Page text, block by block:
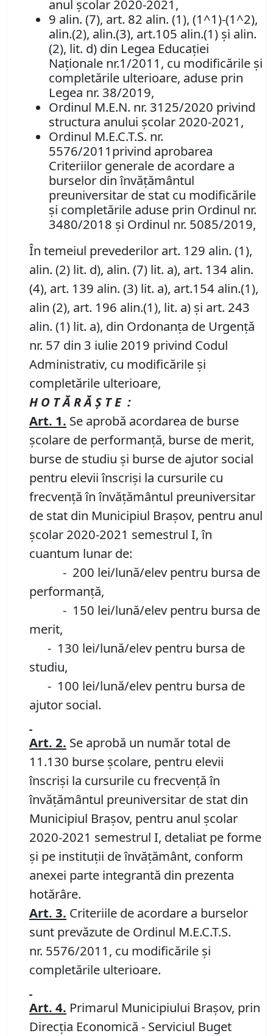
anul școlar 2020-2021,
9 alin. (7), art. 82 alin. (1), (1^1)-(1^2),
alin.(2), alin.(3), art.105 alin.(1) şi alin.
(2), lit. d) din Legea Educaţiei
Naţionale nr.1/2011, cu modificările şi
completările ulterioare, aduse prin
Legea nr. 38/2019,
Ordinul M.E.N. nr. 3125/2020 privind
structura anului școlar 2020-2021,
Ordinul M.E.C.T.S. nr.
5576/2011privind aprobarea
Criteriilor generale de acordare a
burselor din învățământul
preuniversitar de stat cu modificările
și completările aduse prin Ordinul nr.
3480/2018 și Ordinul nr. 5085/2019,
În temeiul prevederilor art. 129 alin. (1),
alin. (2) lit. d), alin. (7) lit. a), art. 134 alin.
(4), art. 139 alin. (3) lit. a), art.154 alin.(1),
alin (2), art. 196 alin.(1), lit. a) și art. 243
alin. (1) lit. a), din Ordonanța de Urgență
nr. 57 din 3 iulie 2019 privind Codul
Administrativ, cu modificările și
completările ulterioare,
H O T Ă R Ă Ş T E :
Art. 1. Se aprobă acordarea de burse
școlare de performanţă, burse de merit,
burse de studiu și burse de ajutor social
pentru elevii înscrişi la cursurile cu
frecvenţă în învăţământul preuniversitar
de stat din Municipiul Braşov, pentru anul
şcolar 2020-2021 semestrul I, în
cuantum lunar de:
- 200 lei/lună/elev pentru bursa de
performanță,
- 150 lei/lună/elev pentru bursa de
merit,
- 130 lei/lună/elev pentru bursa de
studiu,
- 100 lei/lună/elev pentru bursa de
ajutor social.
Art. 2. Se aprobă un număr total de
11.130 burse școlare, pentru elevii
înscrişi la cursurile cu frecvenţă în
învăţământul preuniversitar de stat din
Municipiul Braşov, pentru anul şcolar
2020-2021 semestrul I, detaliat pe forme
și pe instituții de învățământ, conform
anexei parte integrantă din prezenta
hotărâre.
Art. 3. Criteriile de acordare a burselor
sunt prevăzute de Ordinul M.E.C.T.S.
nr. 5576/2011, cu modificările și
completările ulterioare.
Art. 4. Primarul Municipiului Braşov, prin
Direcţia Economică - Serviciul Buget